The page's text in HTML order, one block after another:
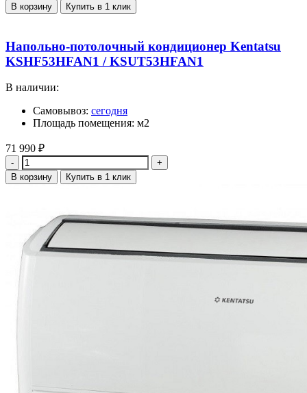
В корзину Купить в 1 клик
Напольно-потолочный кондиционер Kentatsu
KSHF53HFAN1 / KSUT53HFAN1
В наличии:
Самовывоз: сегодня
Площадь помещения: м2
71 990 ₽
Количество
В корзину Купить в 1 клик